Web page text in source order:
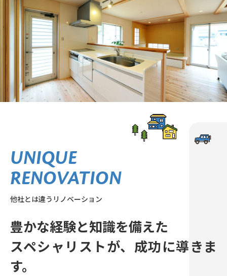
UNIQUE
RENOVATION
他社とは違うリノベーション
豊かな経験と知識を備えた
スペシャリストが、成功に導きま
す。